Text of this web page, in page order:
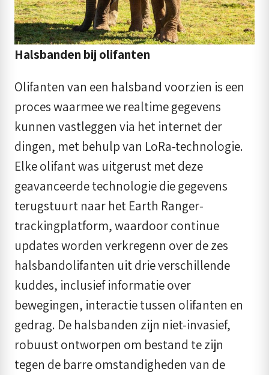
Halsbanden bij olifanten
Olifanten van een halsband voorzien is een
proces waarmee we realtime gegevens
kunnen vastleggen via het internet der
dingen, met behulp van LoRa-technologie.
Elke olifant was uitgerust met deze
geavanceerde technologie die gegevens
terugstuurt naar het Earth Ranger-
trackingplatform, waardoor continue
updates worden verkregenn over de zes
halsbandolifanten uit drie verschillende
kuddes, inclusief informatie over
bewegingen, interactie tussen olifanten en
gedrag. De halsbanden zijn niet-invasief,
robuust ontworpen om bestand te zijn
tegen de barre omstandigheden van de